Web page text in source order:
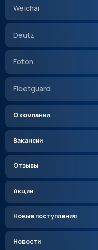
Weichai
Deutz
Foton
Fleetguard
О компании
Вакансии
Отзывы
Акции
Новые поступления
Новости